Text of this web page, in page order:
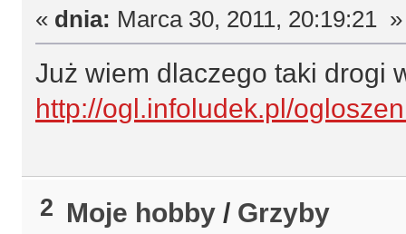
« dnia: Marca 30, 2011, 20:19:21 »
Już wiem dlaczego taki drogi
http://ogl.infoludek.pl/
2 Moje hobby / Grzyby